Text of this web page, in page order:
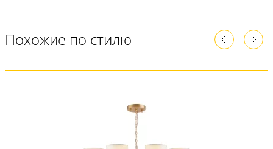
Похожие по стилю